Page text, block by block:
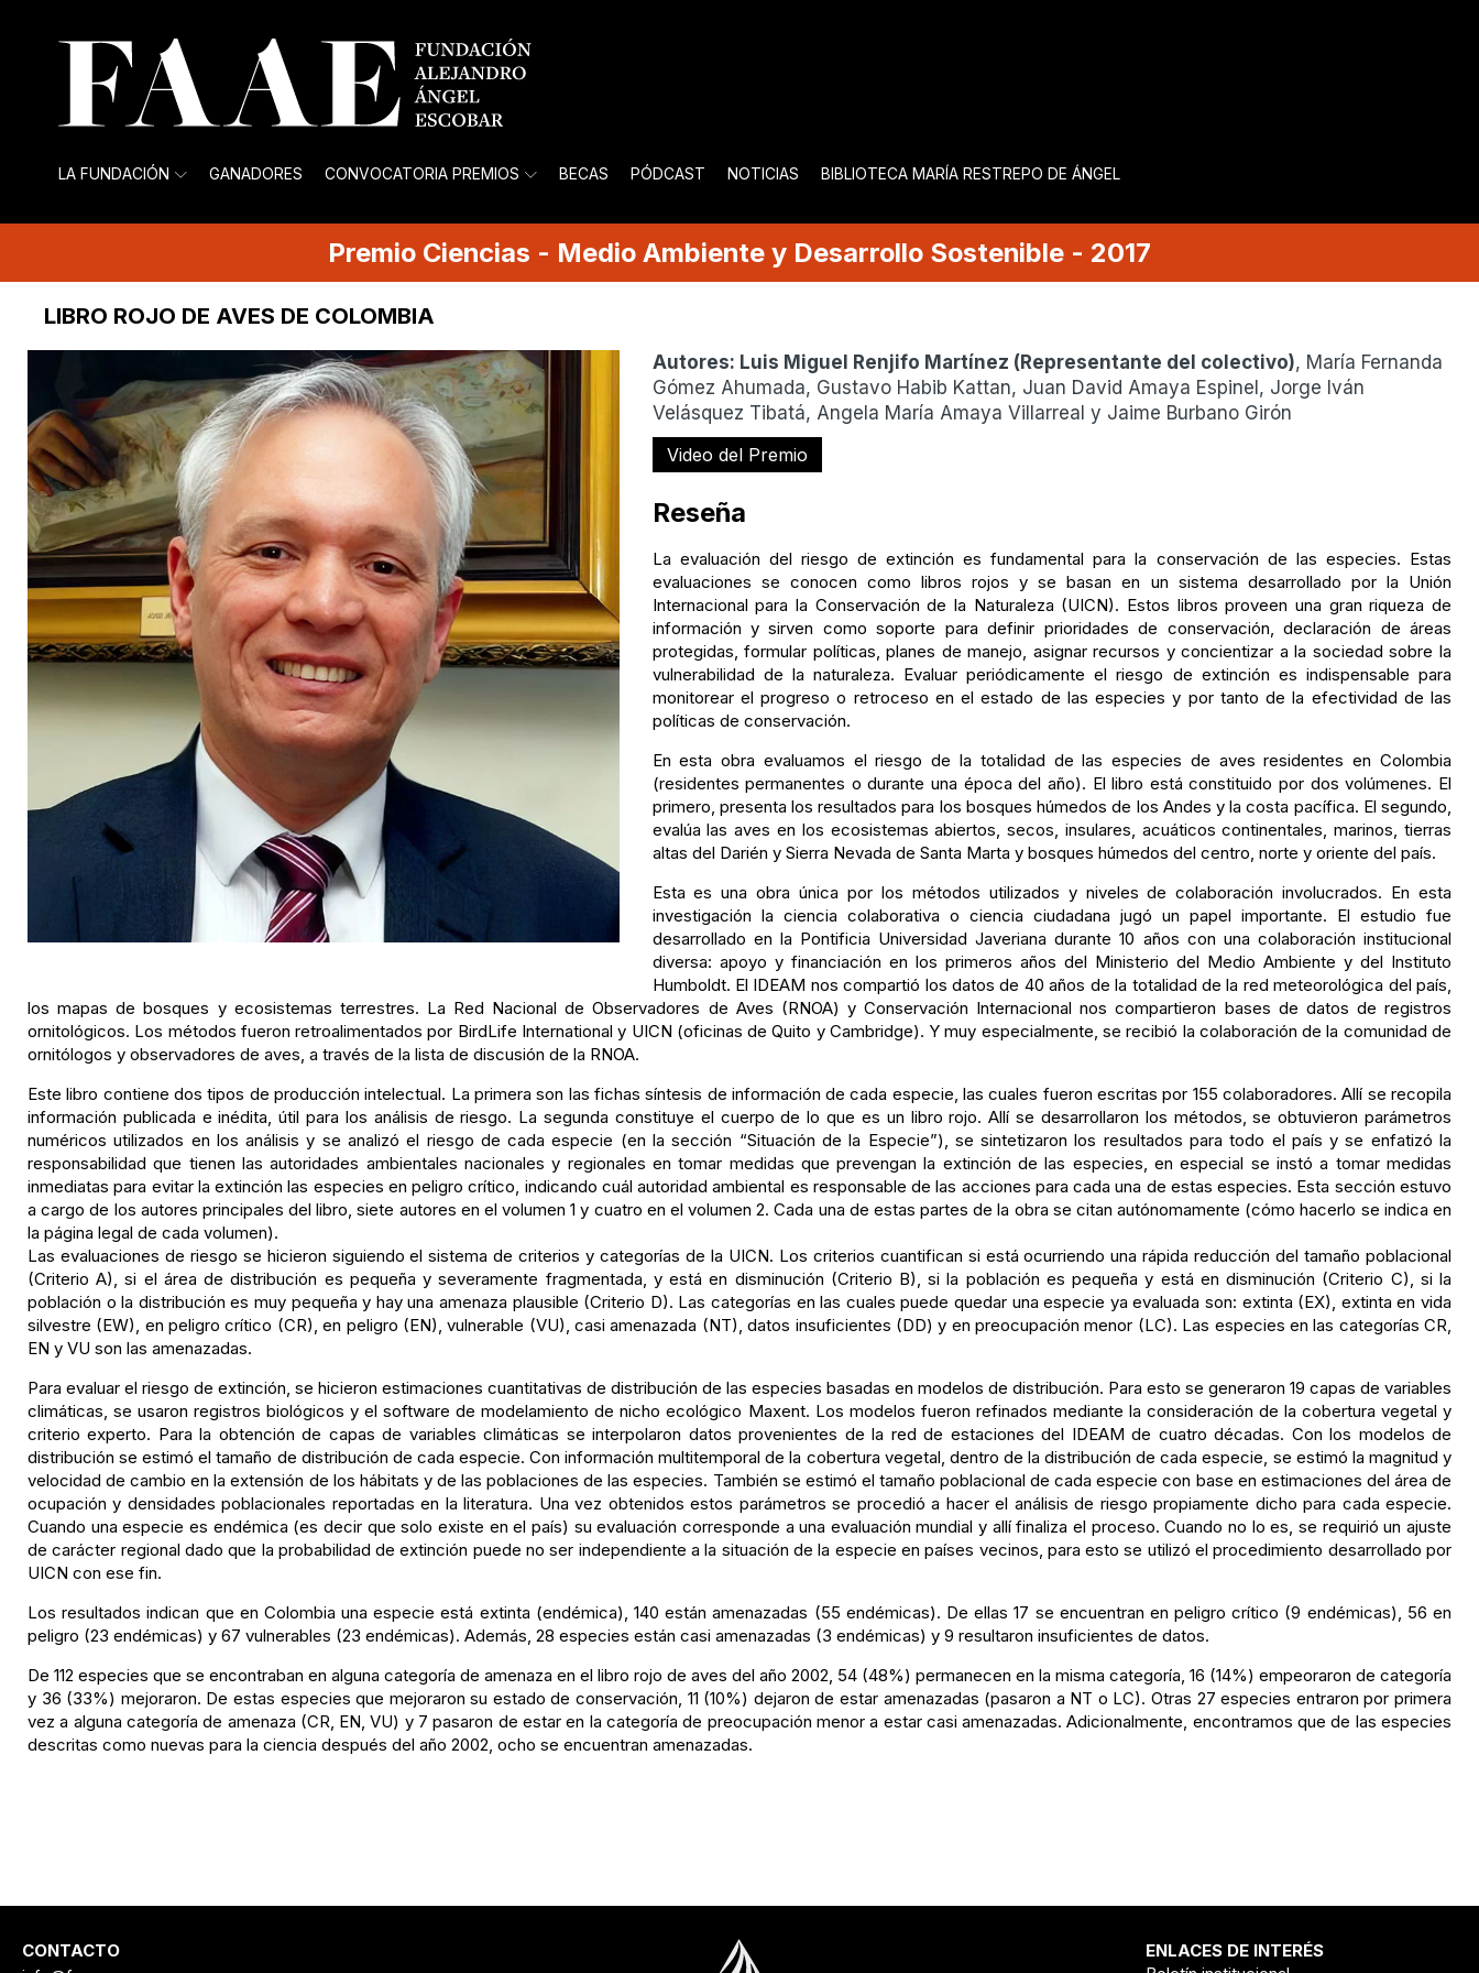
LA FUNDACIÓN GANADORES CONVOCATORIA PREMIOS BECAS PÓDCAST NOTICIAS BIBLIOTECA MARÍA RESTREPO DE ÁNGEL
Premio Ciencias - Medio Ambiente y Desarrollo Sostenible - 2017
LIBRO ROJO DE AVES DE COLOMBIA
Autores: Luis Miguel Renjifo Martínez ( Representante del colectivo), María Fernanda
Gómez Ahumada, Gustavo Habib Kattan, Juan David Amaya Espinel, Jorge Iván
Velásquez Tibatá, Angela María Amaya Villarreal y Jaime Burbano Girón
Video del Premio
Reseña
La evaluación del riesgo de extinción es fundamental para la conservación de las especies. Estas
evaluaciones se conocen como libros rojos y se basan en un sistema desarrollado por la Unión
Internacional para la Conservación de la Naturaleza (UICN). Estos libros proveen una gran riqueza de
información y sirven como soporte para definir prioridades de conservación, declaración de áreas
protegidas, formular políticas, planes de manejo, asignar recursos y concientizar a la sociedad sobre la
vulnerabilidad de la naturaleza. Evaluar periódicamente el riesgo de extinción es indispensable para
monitorear el progreso o retroceso en el estado de las especies y por tanto de la efectividad de las
políticas de conservación.
En esta obra evaluamos el riesgo de la totalidad de las especies de aves residentes en Colombia
(residentes permanentes o durante una época del año). El libro está constituido por dos volúmenes. El
primero, presenta los resultados para los bosques húmedos de los Andes y la costa pacífica. El segundo,
evalúa las aves en los ecosistemas abiertos, secos, insulares, acuáticos continentales, marinos, tierras
altas del Darién y Sierra Nevada de Santa Marta y bosques húmedos del centro, norte y oriente del país.
Esta es una obra única por los métodos utilizados y niveles de colaboración involucrados. En esta
investigación la ciencia colaborativa o ciencia ciudadana jugó un papel importante. El estudio fue
desarrollado en la Pontificia Universidad Javeriana durante 10 años con una colaboración institucional
diversa: apoyo y financiación en los primeros años del Ministerio del Medio Ambiente y del Instituto
Humboldt. El IDEAM nos compartió los datos de 40 años de la totalidad de la red meteorológica del país,
los mapas de bosques y ecosistemas terrestres. La Red Nacional de Observadores de Aves (RNOA) y Conservación Internacional nos compartieron bases de datos de registros
ornitológicos. Los métodos fueron retroalimentados por BirdLife International y UICN (oficinas de Quito y Cambridge). Y muy especialmente, se recibió la colaboración de la comunidad de
ornitólogos y observadores de aves, a través de la lista de discusión de la RNOA.
Este libro contiene dos tipos de producción intelectual. La primera son las fichas síntesis de información de cada especie, las cuales fueron escritas por 155 colaboradores. Allí se recopila
información publicada e inédita, útil para los análisis de riesgo. La segunda constituye el cuerpo de lo que es un libro rojo. Allí se desarrollaron los métodos, se obtuvieron parámetros
numéricos utilizados en los análisis y se analizó el riesgo de cada especie (en la sección “Situación de la Especie”), se sintetizaron los resultados para todo el país y se enfatizó la
responsabilidad que tienen las autoridades ambientales nacionales y regionales en tomar medidas que prevengan la extinción de las especies, en especial se instó a tomar medidas
inmediatas para evitar la extinción las especies en peligro crítico, indicando cuál autoridad ambiental es responsable de las acciones para cada una de estas especies. Esta sección estuvo
a cargo de los autores principales del libro, siete autores en el volumen 1 y cuatro en el volumen 2. Cada una de estas partes de la obra se citan autónomamente (cómo hacerlo se indica en
la página legal de cada volumen).
Las evaluaciones de riesgo se hicieron siguiendo el sistema de criterios y categorías de la UICN. Los criterios cuantifican si está ocurriendo una rápida reducción del tamaño poblacional
(Criterio A), si el área de distribución es pequeña y severamente fragmentada, y está en disminución (Criterio B), si la población es pequeña y está en disminución (Criterio C), si la
población o la distribución es muy pequeña y hay una amenaza plausible (Criterio D). Las categorías en las cuales puede quedar una especie ya evaluada son: extinta (EX), extinta en vida
silvestre (EW), en peligro crítico (CR), en peligro (EN), vulnerable (VU), casi amenazada (NT), datos insuficientes (DD) y en preocupación menor (LC). Las especies en las categorías CR,
EN y VU son las amenazadas.
Para evaluar el riesgo de extinción, se hicieron estimaciones cuantitativas de distribución de las especies basadas en modelos de distribución. Para esto se generaron 19 capas de variables
climáticas, se usaron registros biológicos y el software de modelamiento de nicho ecológico Maxent. Los modelos fueron refinados mediante la consideración de la cobertura vegetal y
criterio experto. Para la obtención de capas de variables climáticas se interpolaron datos provenientes de la red de estaciones del IDEAM de cuatro décadas. Con los modelos de
distribución se estimó el tamaño de distribución de cada especie. Con información multitemporal de la cobertura vegetal, dentro de la distribución de cada especie, se estimó la magnitud y
velocidad de cambio en la extensión de los hábitats y de las poblaciones de las especies. También se estimó el tamaño poblacional de cada especie con base en estimaciones del área de
ocupación y densidades poblacionales reportadas en la literatura. Una vez obtenidos estos parámetros se procedió a hacer el análisis de riesgo propiamente dicho para cada especie.
Cuando una especie es endémica (es decir que solo existe en el país) su evaluación corresponde a una evaluación mundial y allí finaliza el proceso. Cuando no lo es, se requirió un ajuste
de carácter regional dado que la probabilidad de extinción puede no ser independiente a la situación de la especie en países vecinos, para esto se utilizó el procedimiento desarrollado por
UICN con ese fin.
Los resultados indican que en Colombia una especie está extinta (endémica), 140 están amenazadas (55 endémicas). De ellas 17 se encuentran en peligro crítico (9 endémicas), 56 en
peligro (23 endémicas) y 67 vulnerables (23 endémicas). Además, 28 especies están casi amenazadas (3 endémicas) y 9 resultaron insuficientes de datos.
De 112 especies que se encontraban en alguna categoría de amenaza en el libro rojo de aves del año 2002, 54 (48%) permanecen en la misma categoría, 16 (14%) empeoraron de categoría
y 36 (33%) mejoraron. De estas especies que mejoraron su estado de conservación, 11 (10%) dejaron de estar amenazadas (pasaron a NT o LC). Otras 27 especies entraron por primera
vez a alguna categoría de amenaza (CR, EN, VU) y 7 pasaron de estar en la categoría de preocupación menor a estar casi amenazadas. Adicionalmente, encontramos que de las especies
descritas como nuevas para la ciencia después del año 2002, ocho se encuentran amenazadas.
CONTACTO
ENLACES DE INTERÉS